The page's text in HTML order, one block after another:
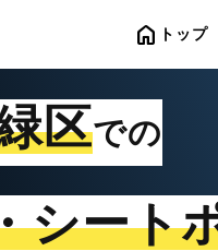
home トップ
区での
シート